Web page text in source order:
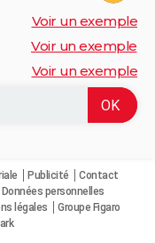
Voir un exemple
Voir un exemple
Voir un exemple
Publicité
Contact
Données personnelles
légales
Groupe Figaro